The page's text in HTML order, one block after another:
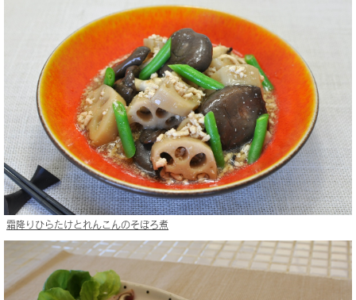
霜降りひらたけとれんこんのそぼろ煮